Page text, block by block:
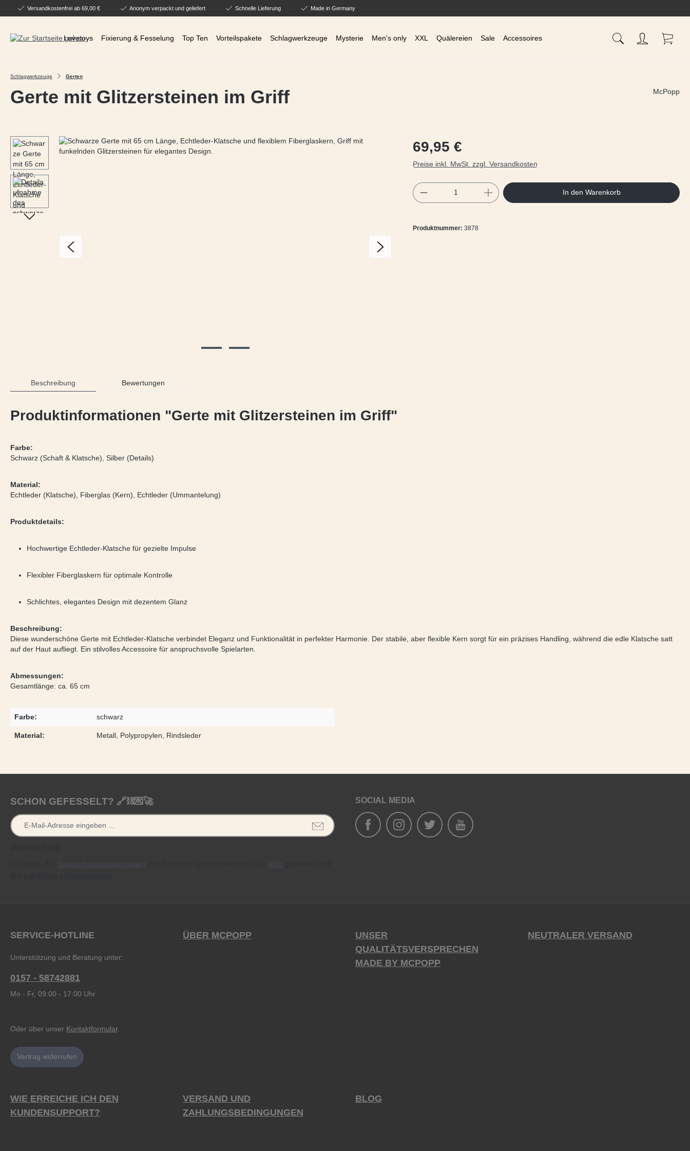
Hauptinhalt springen
Zur Suche springen
Zur Hauptnavigation springen
Versandkostenfrei ab 69,00 € Anonym verpackt und geliefert Schnelle Lieferung Made in Germany
Lovetoys Fixierung & Fesselung Top Ten Vorteilspakete Schlagwerkzeuge Mysterie Men's only XXL Quälereien Sale Accessoires
Schlagwerkzeuge Gerten
Gerte mit Glitzersteinen im Griff McPopp
Regulärer Preis:
69,95 €
Preise inkl. MwSt. zzgl. Versandkosten
Produkt Anzahl: Gib den gewünschten Wert ein
In den Warenkorb
Produktnummer: 3878
Beschreibung Bewertungen
Produktinformationen "Gerte mit Glitzersteinen im Griff"
Farbe:
Schwarz (Schaft & Klatsche), Silber (Details)
Material:
Echtleder (Klatsche), Fiberglas (Kern), Echtleder (Ummantelung)
Produktdetails:
Hochwertige Echtleder-Klatsche für gezielte Impulse
Flexibler Fiberglaskern für optimale Kontrolle
Schlichtes, elegantes Design mit dezentem Glanz
Beschreibung:
Diese wunderschöne Gerte mit Echtleder-Klatsche verbindet Eleganz und Funktionalität in perfekter Harmonie. Der stabile, aber flexible Kern sorgt für ein präzises Handling, während die edle Klatsche satt
auf der Haut aufliegt. Ein stilvolles Accessoire für anspruchsvolle Spielarten.
Abmessungen:
Gesamtlänge: ca. 65 cm
Farbe: schwarz
Material: Metall, Polypropylen, Rindsleder
SCHON GEFESSELT? 🔗⛓️💌🚀
Datenschutzbestimmungen AGB
SOCIAL MEDIA
SERVICE-HOTLINE
Unterstützung und Beratung unter:
0157 - 58742881
Mo - Fr, 09:00 - 17:00 Uhr
Oder über unser Kontaktformular.
Vertrag widerrufen
ÜBER MCPOPP
UNSER
QUALITÄTSVERSPRECHEN
MADE BY MCPOPP
NEUTRALER VERSAND
WIE ERREICHE ICH DEN
KUNDENSUPPORT?
VERSAND UND
ZAHLUNGSBEDINGUNGEN
BLOG